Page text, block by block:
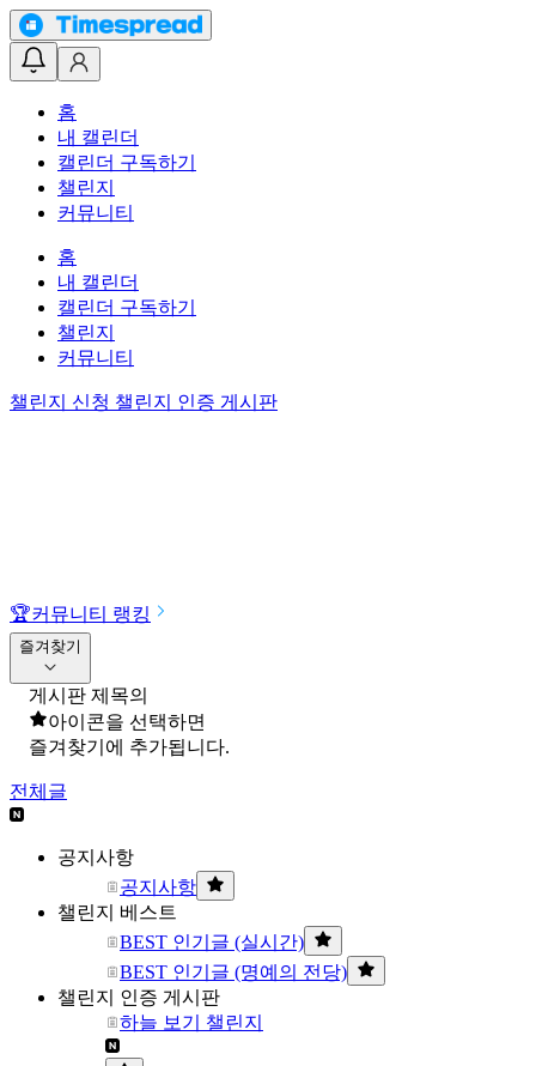
홈
내 캘린더
캘린더 구독하기
챌린지
커뮤니티
홈
내 캘린더
캘린더 구독하기
챌린지
커뮤니티
챌린지 신청 챌린지 인증 게시판
🏆커뮤니티 랭킹
즐겨찾기
게시판 제목의
아이콘을 선택하면
즐겨찾기에 추가됩니다.
전체글
공지사항
공지사항
챌린지 베스트
BEST 인기글 (실시간)
BEST 인기글 (명예의 전당)
챌린지 인증 게시판
하늘 보기 챌린지